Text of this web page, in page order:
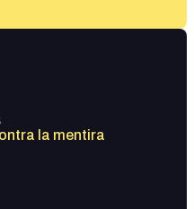
la mentira